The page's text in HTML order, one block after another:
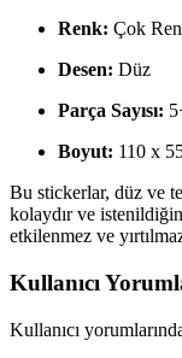
Renk: Çok
Desen: Düz
Parça Sayısı:
Boyut: 110 x
Bu stickerlar, düz ve
kolaydır ve
etkilenmez ve
Kullanıcı
Kullanıcı